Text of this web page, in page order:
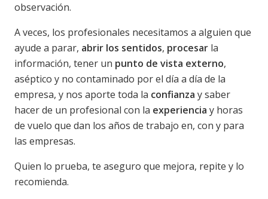
observación.
A veces, los profesionales necesitamos a alguien que
ayude a parar, abrir los sentidos, procesar la
información, tener un punto de vista externo,
aséptico y no contaminado por el día a día de la
empresa, y nos aporte toda la confianza y saber
hacer de un profesional con la experiencia y horas
de vuelo que dan los años de trabajo en, con y para
las empresas.
Quien lo prueba, te aseguro que mejora, repite y lo
recomienda.